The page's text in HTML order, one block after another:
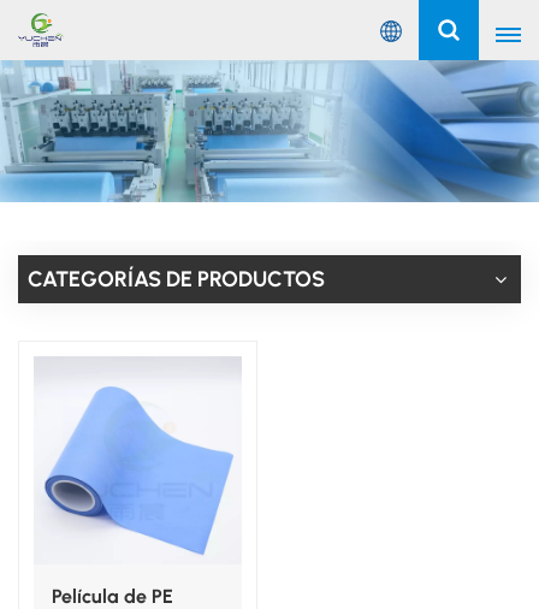
Español
English
Русский
Español
CATEGORÍAS DE PRODUCTOS
Película de PE